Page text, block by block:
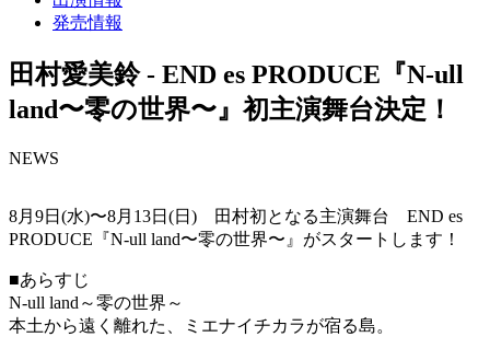
発売情報
田村愛美鈴 - END es PRODUCE『N-ull
land〜零の世界〜』初主演舞台決定！
NEWS
8月9日(水)〜8月13日(日) 田村初となる主演舞台 END es
PRODUCE『N-ull land〜零の世界〜』がスタートします！
■あらすじ
N-ull land～零の世界～
本土から遠く離れた、ミエナイチカラが宿る島。